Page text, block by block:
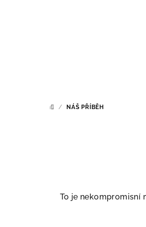
DOMŮ
/ NÁŠ PŘÍBĚH
To je nekompromisní